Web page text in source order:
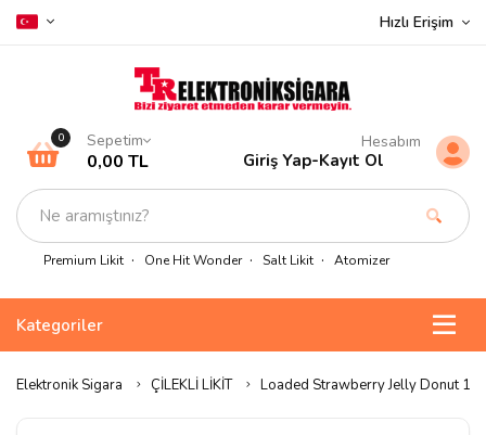
Hızlı Erişim
Premium Likit One Hit Wonder Salt Likit Atomizer
0 Sepetim
0,00 TL
Hesabım
Giriş Yap-Kayıt Ol
Kategoriler
Elektronik Sigara ÇİLEKLİ LİKİT Loaded Strawberry Jelly Donut